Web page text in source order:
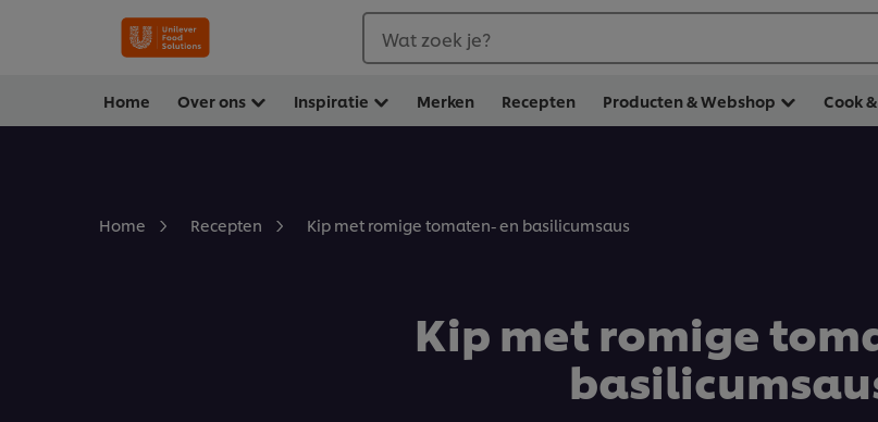
Wat zoek je?
Home Over ons Inspiratie Merken Recepten Producten & Webshop Cook
Home Recepten Kip met romige tomaten- en basilicumsaus
Kip met romige